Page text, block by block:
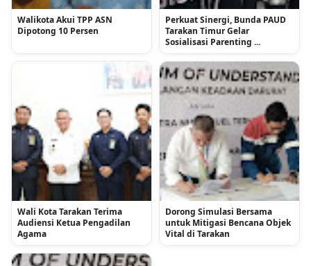
Walikota Akui TPP ASN
Dipotong 10 Persen
Perkuat Sinergi, Bunda PAUD
Tarakan Timur Gelar
Sosialisasi Parenting ...
Wali Kota Tarakan Terima
Audiensi Ketua Pengadilan
Agama
Dorong Simulasi Bersama
untuk Mitigasi Bencana Objek
Vital di Tarakan